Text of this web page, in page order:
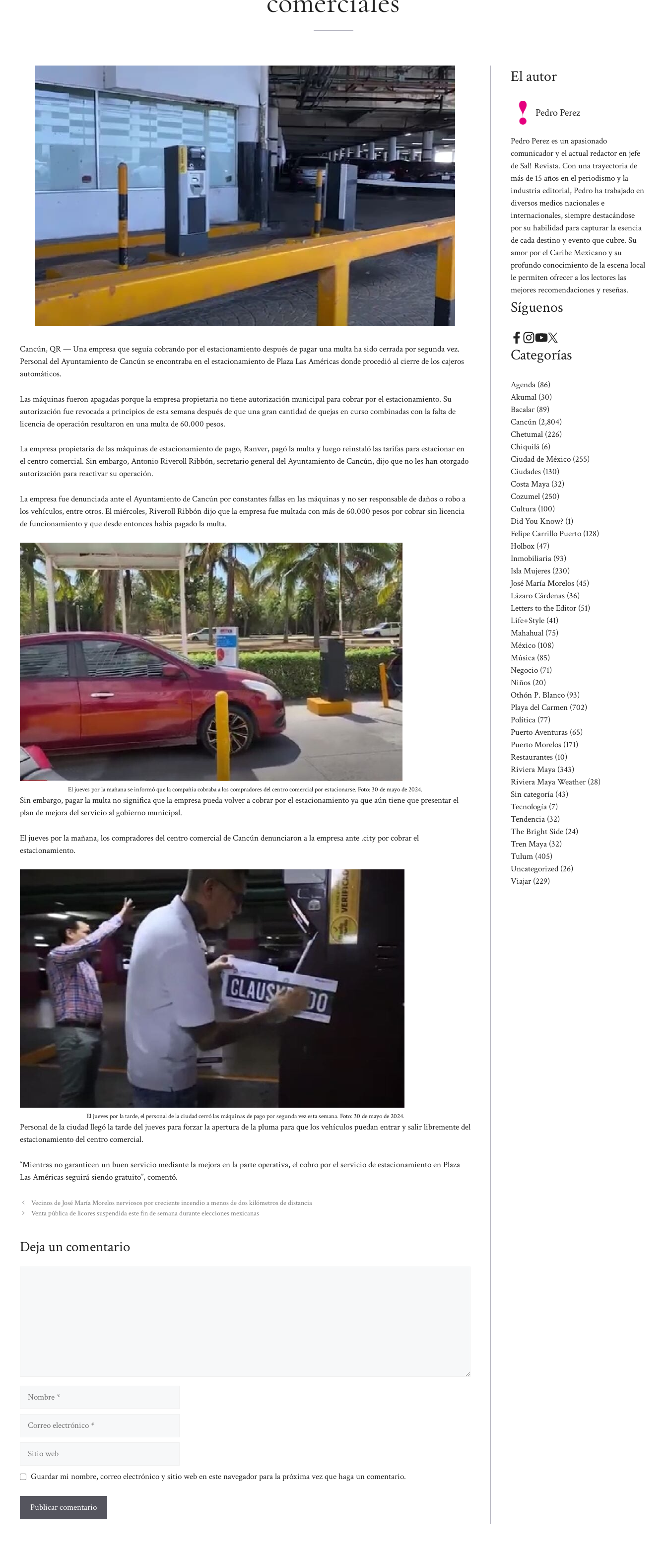
Cancún, QR — Una empresa que seguía cobrando por el estacionamiento después de pagar una multa ha sido cerrada por segunda vez.
Personal del Ayuntamiento de Cancún se encontraba en el estacionamiento de Plaza Las Américas donde procedió al cierre de los cajeros
automáticos.
Las máquinas fueron apagadas porque la empresa propietaria no tiene autorización municipal para cobrar por el estacionamiento. Su
autorización fue revocada a principios de esta semana después de que una gran cantidad de quejas en curso combinadas con la falta de
licencia de operación resultaron en una multa de 60.000 pesos.
La empresa propietaria de las máquinas de estacionamiento de pago, Ranver, pagó la multa y luego reinstaló las tarifas para estacionar en
el centro comercial. Sin embargo, Antonio Riveroll Ribbón, secretario general del Ayuntamiento de Cancún, dijo que no les han otorgado
autorización para reactivar su operación.
La empresa fue denunciada ante el Ayuntamiento de Cancún por constantes fallas en las máquinas y no ser responsable de daños o robo a
los vehículos, entre otros. El miércoles, Riveroll Ribbón dijo que la empresa fue multada con más de 60.000 pesos por cobrar sin licencia
de funcionamiento y que desde entonces había pagado la multa.
El jueves por la mañana se informó que la compañía cobraba a los compradores del centro comercial por estacionarse. Foto: 30 de mayo de 2024.
Sin embargo, pagar la multa no significa que la empresa pueda volver a cobrar por el estacionamiento ya que aún tiene que presentar el
plan de mejora del servicio al gobierno municipal.
El jueves por la mañana, los compradores del centro comercial de Cancún denunciaron a la empresa ante .city por cobrar el
estacionamiento.
El jueves por la tarde, el personal de la ciudad cerró las máquinas de pago por segunda vez esta semana. Foto: 30 de mayo de 2024.
Personal de la ciudad llegó la tarde del jueves para forzar la apertura de la pluma para que los vehículos puedan entrar y salir libremente del
estacionamiento del centro comercial.
“Mientras no garanticen un buen servicio mediante la mejora en la parte operativa, el cobro por el servicio de estacionamiento en Plaza
Las Américas seguirá siendo gratuito”, comentó.
Vecinos de José María Morelos nerviosos por creciente incendio a menos de dos kilómetros de distancia
Venta pública de licores suspendida este fin de semana durante elecciones mexicanas
Deja un comentario
Nombre
Guardar mi nombre, correo electrónico y sitio web en este navegador para la próxima vez que haga un comentario.
El autor
Pedro Perez
Pedro Perez es un apasionado
comunicador y el actual redactor en jefe
de Sal! Revista. Con una trayectoria de
más de 15 años en el periodismo y la
industria editorial, Pedro ha trabajado en
diversos medios nacionales e
internacionales, siempre destacándose
por su habilidad para capturar la esencia
de cada destino y evento que cubre. Su
amor por el Caribe Mexicano y su
profundo conocimiento de la escena local
le permiten ofrecer a los lectores las
mejores recomendaciones y reseñas.
Síguenos
Categorías
Agenda (86)
Akumal (30)
Bacalar (89)
Cancún (2,804)
Chetumal (226)
Chiquilá (6)
Ciudad de México (255)
Ciudades (130)
Costa Maya (32)
Cozumel (250)
Cultura (100)
Did You Know? (1)
Felipe Carrillo Puerto (128)
Holbox (47)
Inmobiliaria (93)
Isla Mujeres (230)
José María Morelos (45)
Lázaro Cárdenas (36)
Letters to the Editor (51)
Life+Style (41)
Mahahual (75)
México (108)
Música (85)
Negocio (71)
Niños (20)
Othón P. Blanco (93)
Playa del Carmen (702)
Política (77)
Puerto Aventuras (65)
Puerto Morelos (171)
Restaurantes (10)
Riviera Maya (343)
Riviera Maya Weather (28)
Sin categoría (43)
Tecnología (7)
Tendencia (32)
The Bright Side (24)
Tren Maya (32)
Tulum (405)
Uncategorized (26)
Viajar (229)